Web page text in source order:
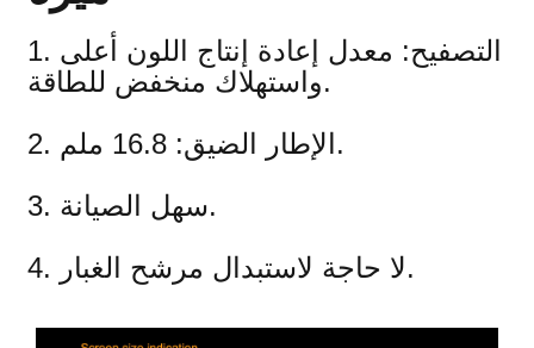
1. التصفيح: معدل إعادة إنتاج اللون أعلى
واستهلاك منخفض للطاقة.
2. الإطار الضيق: 16.8 ملم.
3. سهل الصيانة.
4. لا حاجة لاستبدال مرشح الغبار.